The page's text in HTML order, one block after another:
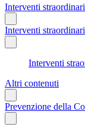
Interventi
Interventi
Interventi
Altri contenuti
Prevenzione della